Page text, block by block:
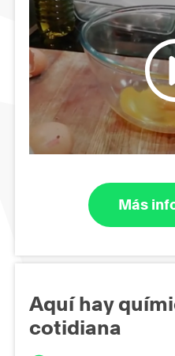
Más
Aquí hay
cotidiana